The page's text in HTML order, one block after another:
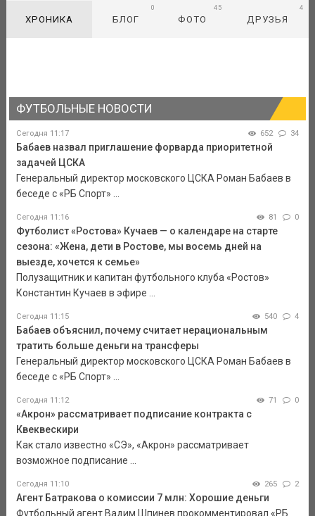
ХРОНИКА БЛОГ
0
ФОТО
45
ДРУЗЬЯ
4
ФУТБОЛЬНЫЕ НОВОСТИ
Сегодня 11:17 652 34
Бабаев назвал приглашение форварда приоритетной
задачей ЦСКА
Генеральный директор московского ЦСКА Роман Бабаев в
беседе с «РБ Спорт» ...
Сегодня 11:16 81 0
Футболист «Ростова» Кучаев — о календаре на старте
сезона: «Жена, дети в Ростове, мы восемь дней на
выезде, хочется к семье»
Полузащитник и капитан футбольного клуба «Ростов»
Константин Кучаев в эфире ...
Сегодня 11:15 540 4
Бабаев объяснил, почему считает нерациональным
тратить больше деньги на трансферы
Генеральный директор московского ЦСКА Роман Бабаев в
беседе с «РБ Спорт» ...
Сегодня 11:12 71 0
«Акрон» рассматривает подписание контракта с
Квеквескири
Как стало известно «СЭ», «Акрон» рассматривает
возможное подписание ...
Сегодня 11:10 265 2
Агент Батракова о комиссии 7 млн: Хорошие деньги
Футбольный агент Вадим Шпинев прокомментировал «РБ